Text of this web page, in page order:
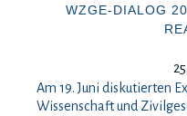
WZGE-DIALOG
Am 19. Juni diskutierten
Wissenschaft und